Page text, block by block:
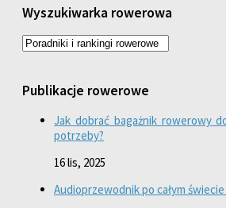
Wyszukiwarka rowerowa
Publikacje rowerowe
Jak dobrać bagażnik rowerowy
potrzeby?
16 lis, 2025
Audioprzewodnik po całym